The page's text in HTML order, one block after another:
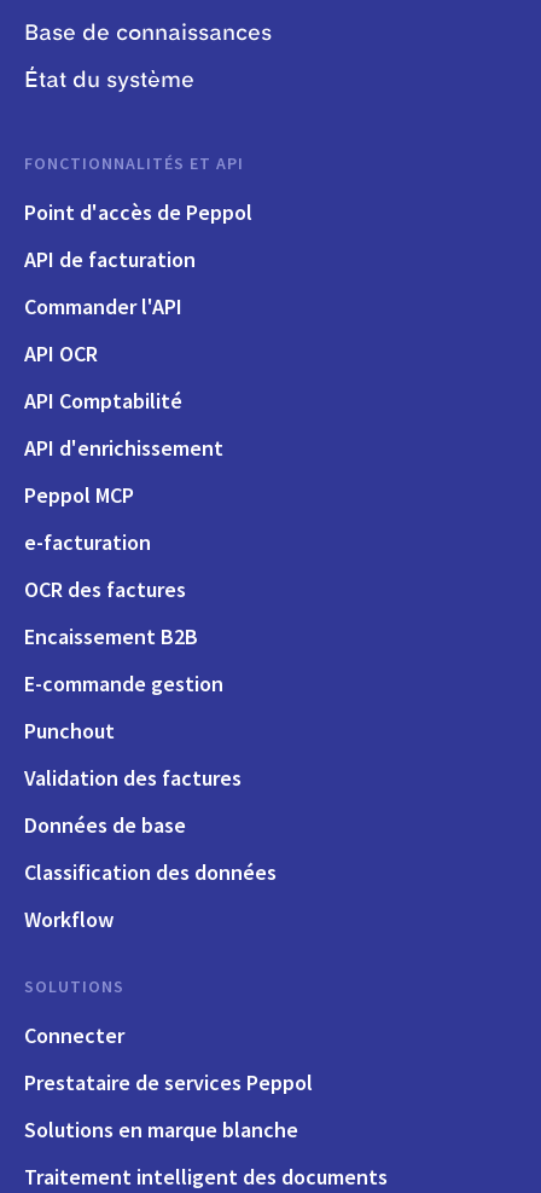
Base de connaissances
État du système
FONCTIONNALITÉS ET API
Point d'accès de Peppol
API de facturation
Commander l'API
API OCR
API Comptabilité
API d'enrichissement
Peppol MCP
e-facturation
OCR des factures
Encaissement B2B
E-commande gestion
Punchout
Validation des factures
Données de base
Classification des données
Workflow
SOLUTIONS
Connecter
Prestataire de services Peppol
Solutions en marque blanche
Traitement intelligent des documents